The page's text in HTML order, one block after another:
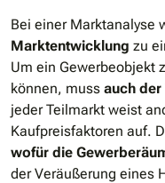
Bei einer Marktanalyse
Marktentwicklung zu
Um ein Gewerbeobjekt
können, muss auch
jeder Teilmarkt weist
Kaufpreisfaktoren auf.
wofür die
der Veräußerung eines